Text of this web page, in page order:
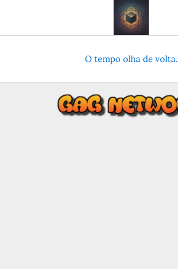
o
O tempo olha de volta.